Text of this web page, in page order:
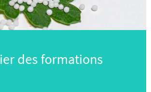
des formations